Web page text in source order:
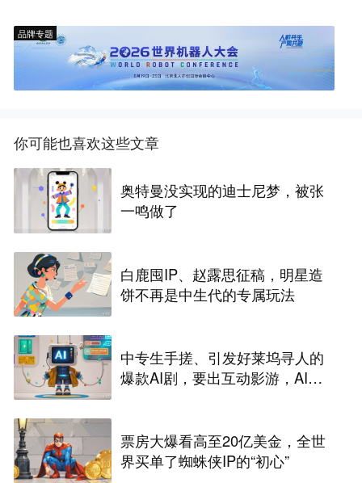
品牌专题
你可能也喜欢这些文章
奥特曼没实现的迪士尼梦，被张
一鸣做了
白鹿囤IP、赵露思征稿，明星造
饼不再是中生代的专属玩法
中专生手搓、引发好莱坞寻人的
爆款AI剧，要出互动影游，AI剧
票房大爆看高至20亿美金，全世
界买单了蜘蛛侠IP的“初心”